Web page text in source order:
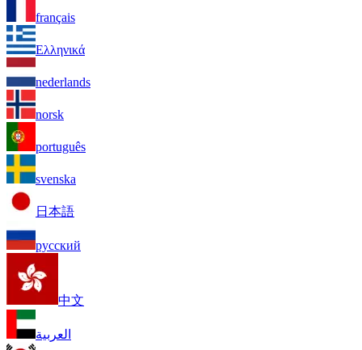
français
Ελληνικά
nederlands
norsk
português
svenska
日本語
русский
中文
العربية